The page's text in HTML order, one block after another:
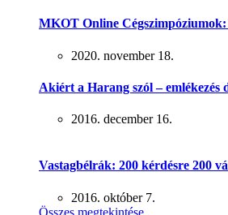
MKOT Online
2020. november 18.
Akiért a Harang szól –
2016. december 16.
Vastagbélrák: 200 kérdésre 200
2016. október 7.
Összes megtekintése